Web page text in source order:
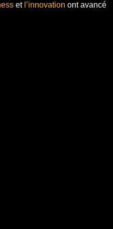
et l’innovation ont avancé